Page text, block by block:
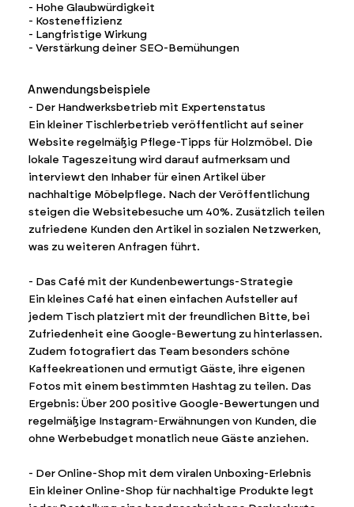
- Hohe Glaubwürdigkeit
- Kosteneffizienz
- Langfristige Wirkung
- Verstärkung deiner SEO-Bemühungen
Anwendungsbeispiele
- Der Handwerksbetrieb mit Expertenstatus
Ein kleiner Tischlerbetrieb veröffentlicht auf seiner
Website regelmäßig Pflege-Tipps für Holzmöbel. Die
lokale Tageszeitung wird darauf aufmerksam und
interviewt den Inhaber für einen Artikel über
nachhaltige Möbelpflege. Nach der Veröffentlichung
steigen die Websitebesuche um 40%. Zusätzlich teilen
zufriedene Kunden den Artikel in sozialen Netzwerken,
was zu weiteren Anfragen führt.
- Das Café mit der Kundenbewertungs-Strategie
Ein kleines Café hat einen einfachen Aufsteller auf
jedem Tisch platziert mit der freundlichen Bitte, bei
Zufriedenheit eine Google-Bewertung zu hinterlassen.
Zudem fotografiert das Team besonders schöne
Kaffeekreationen und ermutigt Gäste, ihre eigenen
Fotos mit einem bestimmten Hashtag zu teilen. Das
Ergebnis: Über 200 positive Google-Bewertungen und
regelmäßige Instagram-Erwähnungen von Kunden, die
ohne Werbebudget monatlich neue Gäste anziehen.
- Der Online-Shop mit dem viralen Unboxing-Erlebnis
Ein kleiner Online-Shop für nachhaltige Produkte legt